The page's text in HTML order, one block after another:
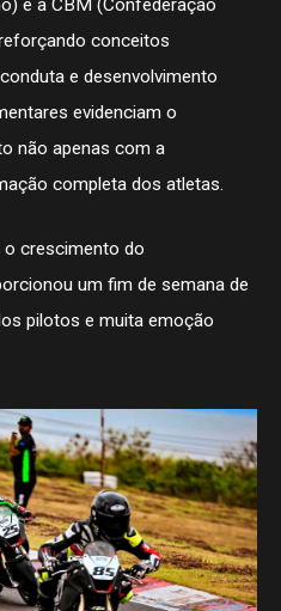
2026
e à CBM (Confederação
conceitos
e desenvolvimento
evidenciam o
não apenas com a
completa dos atletas.
crescimento do
um fim de semana de
pilotos e muita emoção